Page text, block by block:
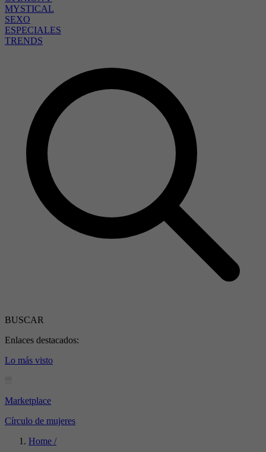
MYSTICAL
SEXO
ESPECIALES
TRENDS
BUSCAR
Enlaces destacados:
Lo más visto
Marketplace
Círculo de mujeres
Home /